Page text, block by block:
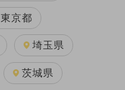
東京都
埼玉県
茨城県